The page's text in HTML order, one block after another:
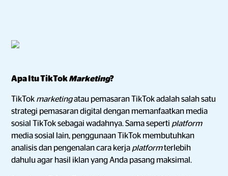
Apa Itu TikTokMarketing?
TikTok marketingatau pemasaran TikTok adalah salah satu
strategi pemasaran digital dengan memanfaatkan media
sosial TikTok sebagai wadahnya. Sama seperti platform
media sosial lain, penggunaan TikTok membutuhkan
analisis dan pengenalan cara kerja platformterlebih
dahulu agar hasil iklan yang Anda pasang maksimal.